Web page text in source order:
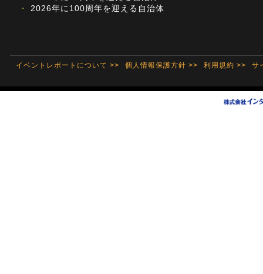
・
2026年に100周年を迎える自治体
イベントレポートについて >> 個人情報保護方針 >> 利用規約 >> サ